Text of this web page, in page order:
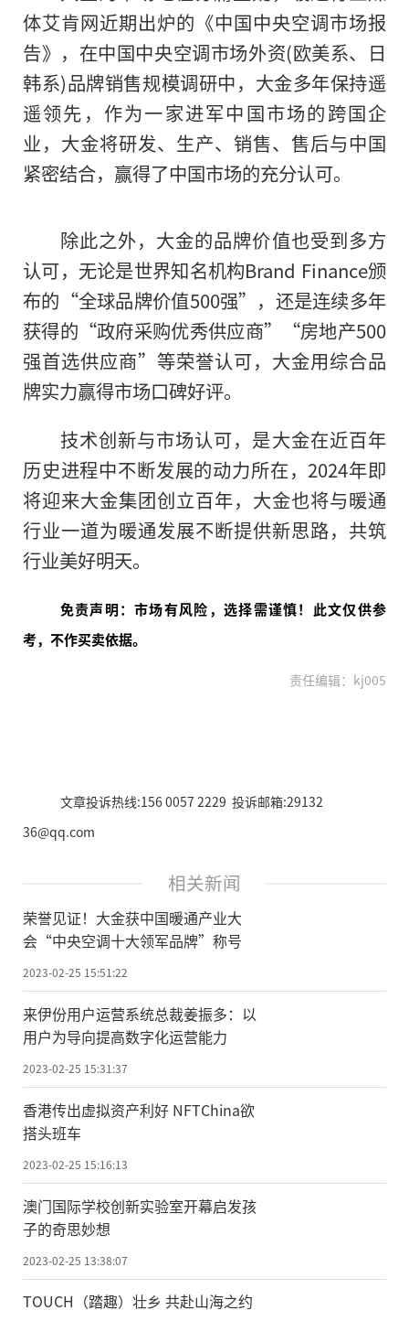
体艾肯网近期出炉的《中国中央空调市场报
告》，在中国中央空调市场外资(欧美系、日
韩系)品牌销售规模调研中，大金多年保持遥
遥领先，作为一家进军中国市场的跨国企
业，大金将研发、生产、销售、售后与中国
紧密结合，赢得了中国市场的充分认可。
除此之外，大金的品牌价值也受到多方
认可，无论是世界知名机构Brand Finance颁
布的“全球品牌价值500强”，还是连续多年
获得的“政府采购优秀供应商”“房地产500
强首选供应商”等荣誉认可，大金用综合品
牌实力赢得市场口碑好评。
技术创新与市场认可，是大金在近百年
历史进程中不断发展的动力所在，2024年即
将迎来大金集团创立百年，大金也将与暖通
行业一道为暖通发展不断提供新思路，共筑
行业美好明天。
免责声明：市场有风险，选择需谨慎！此文仅供参
考，不作买卖依据。
责任编辑：kj005
文章投诉热线:156 0057 2229 投诉邮箱:29132
36@qq.com
相关新闻
荣誉见证！大金获中国暖通产业大
会“中央空调十大领军品牌”称号
2023-02-25 15:51:22
来伊份用户运营系统总裁姜振多：以
用户为导向提高数字化运营能力
2023-02-25 15:31:37
香港传出虚拟资产利好 NFTChina欲
搭头班车
2023-02-25 15:16:13
澳门国际学校创新实验室开幕启发孩
子的奇思妙想
2023-02-25 13:38:07
TOUCH（踏趣）壮乡 共赴山海之约